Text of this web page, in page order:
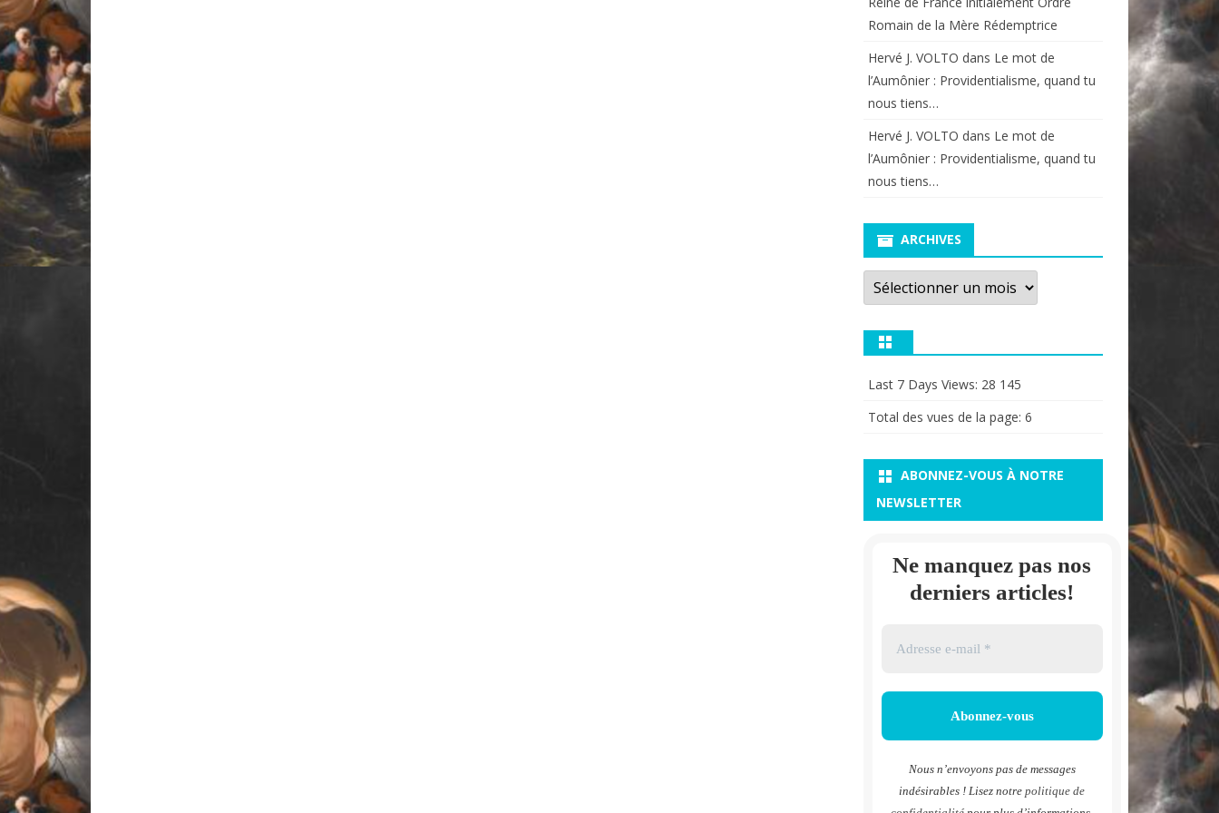
Romain de la Mère Rédemptrice
Hervé J. VOLTO dans Le mot de
l’Aumônier : Providentialisme, quand tu
nous tiens…
Hervé J. VOLTO dans Le mot de
l’Aumônier : Providentialisme, quand tu
nous tiens…
ARCHIVES
Archives
Last 7 Days Views: 28 145
Total des vues de la page: 6
ABONNEZ-VOUS À NOTRE
NEWSLETTER
Ne manquez pas nos
derniers articles!
Nous n’envoyons pas de messages
indésirables ! Lisez notrepolitique de